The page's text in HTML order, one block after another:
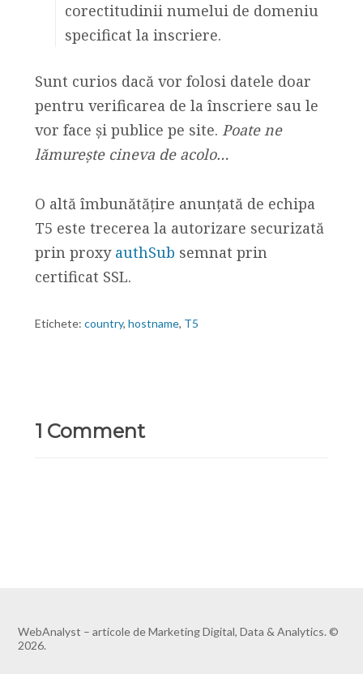
corectitudinii numelui de domeniu
specificat la inscriere.
Sunt curios dacă vor folosi datele doar
pentru verificarea de la înscriere sau le
vor face și publice pe site. Poate ne
lămurește cineva de acolo…
O altă îmbunătățire anunțată de echipa
T5 este trecerea la autorizare securizată
prin proxy authSub semnat prin
certificat SSL.
Etichete: country, hostname, T5
1 Comment
WebAnalyst – articole de Marketing Digital, Data & Analytics. ©
2026.